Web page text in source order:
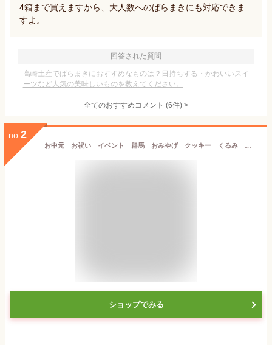
4箱まで買えますから、大人数へのばらまきにも対応できま
すよ。
回答された質問
高崎土産でばらまきにおすすめなものは？日持ちする・かわいいスイ
ーツなど人気の美味しいものを教えてください。
全てのおすすめコメント (6件) >
no. 2
お中元 お祝い イベント 群馬 おみやげ クッキー くるみ 贈り物 お茶菓子【送料込】くるみかじり(大) 大人の味わい くるみの香ばしさが美味しいクッキー
ショップでみる